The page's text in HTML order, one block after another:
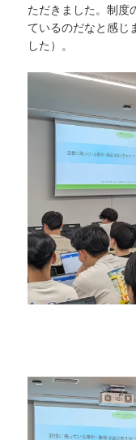
ただきました。制度
ているのだなと感じ
した）。